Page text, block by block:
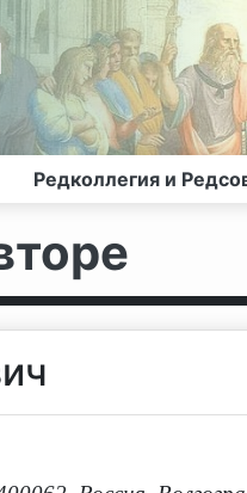
Редколлегия и